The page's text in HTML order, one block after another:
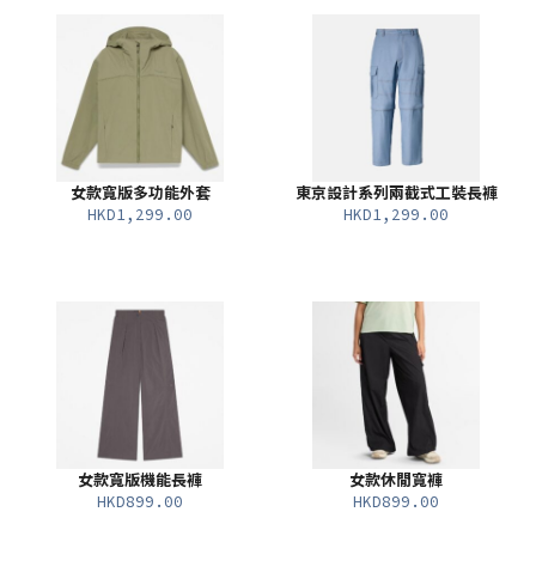
女款寬版多功能外套
HKD1,299.00
東京設計系列兩截式工裝長褲
HKD1,299.00
女款寬版機能長褲
HKD899.00
女款休閒寬褲
HKD899.00